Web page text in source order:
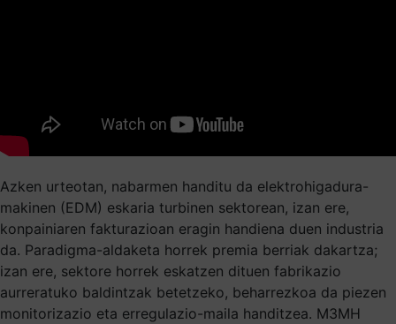
Azken urteotan, nabarmen handitu da elektrohigadura-
makinen (EDM) eskaria turbinen sektorean, izan ere,
konpainiaren fakturazioan eragin handiena duen industria
da. Paradigma-aldaketa horrek premia berriak dakartza;
izan ere, sektore horrek eskatzen dituen fabrikazio
aurreratuko baldintzak betetzeko, beharrezkoa da piezen
monitorizazio eta erregulazio-maila handitzea. M3MH